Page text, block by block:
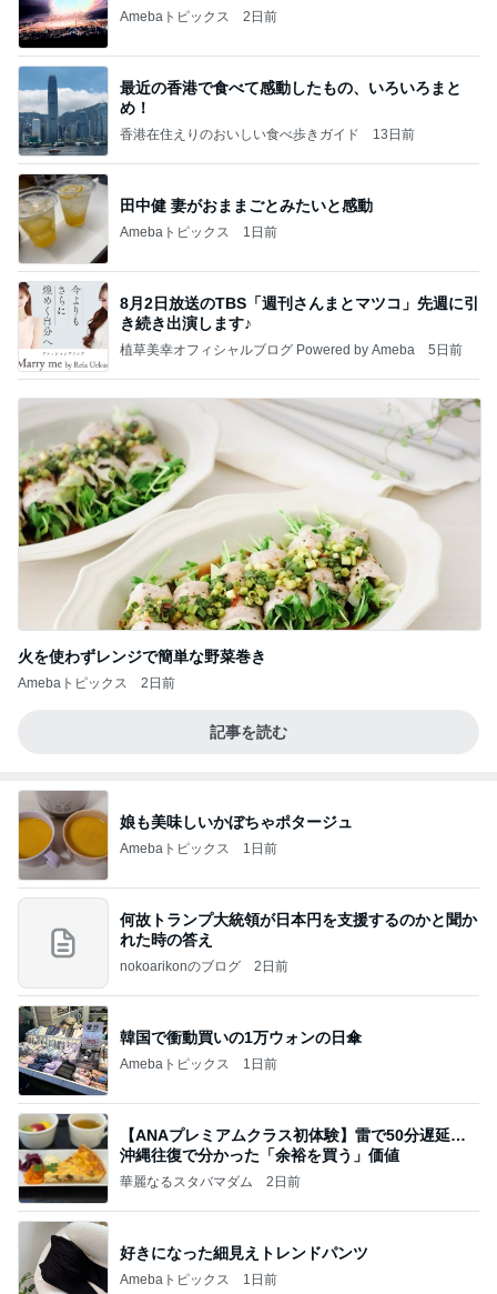
Amebaトピックス 2日前
最近の香港で食べて感動したもの、いろいろまと
め！
香港在住えりのおいしい食べ歩きガイド 13日前
田中健 妻がおままごとみたいと感動
Amebaトピックス 1日前
8月2日放送のTBS「週刊さんまとマツコ」先週に引
き続き出演します♪
植草美幸オフィシャルブログ Powered by Ameba 5日前
火を使わずレンジで簡単な野菜巻き
Amebaトピックス 2日前
記事を読む
娘も美味しいかぼちゃポタージュ
Amebaトピックス 1日前
何故トランプ大統領が日本円を支援するのかと聞か
れた時の答え
nokoarikonのブログ 2日前
韓国で衝動買いの1万ウォンの日傘
Amebaトピックス 1日前
【ANAプレミアムクラス初体験】雷で50分遅延…
沖縄往復で分かった「余裕を買う」価値
華麗なるスタバマダム 2日前
好きになった細見えトレンドパンツ
Amebaトピックス 1日前